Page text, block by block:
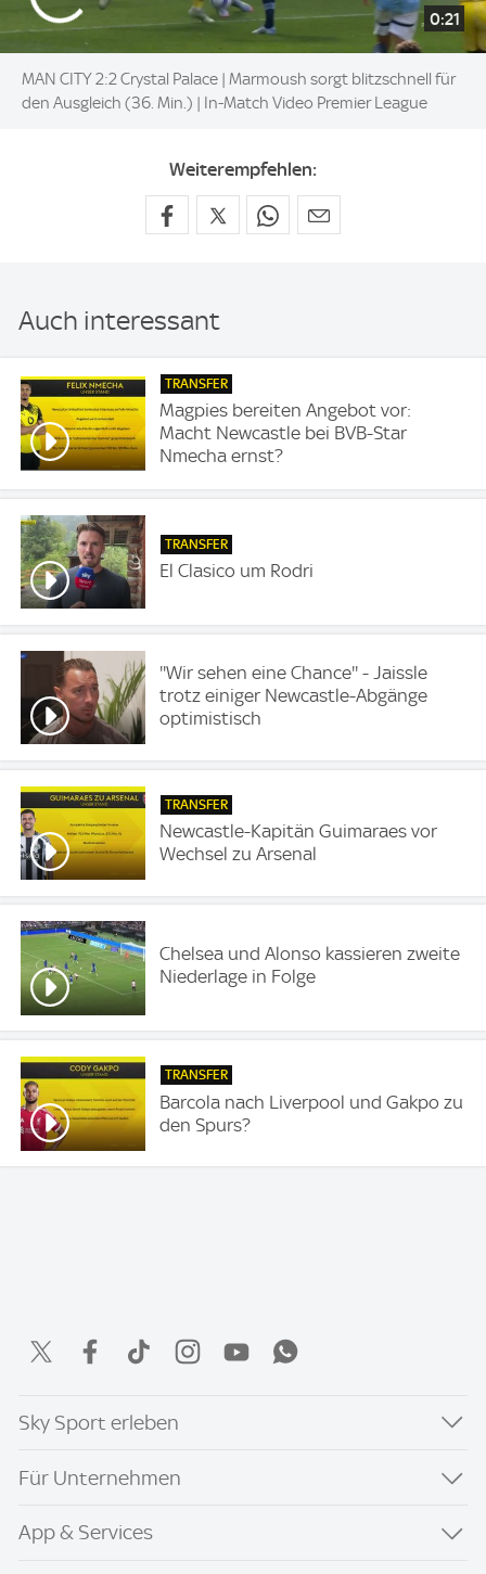
0:21
MAN CITY 2:2 Crystal Palace | Marmoush sorgt blitzschnell für
den Ausgleich (36. Min.) | In-Match Video Premier League
Weiterempfehlen:
Auch interessant
TRANSFER
Magpies bereiten Angebot vor:
Macht Newcastle bei BVB-Star
Nmecha ernst?
TRANSFER
El Clasico um Rodri
''Wir sehen eine Chance'' - Jaissle
trotz einiger Newcastle-Abgänge
optimistisch
TRANSFER
Newcastle-Kapitän Guimaraes vor
Wechsel zu Arsenal
Chelsea und Alonso kassieren zweite
Niederlage in Folge
TRANSFER
Barcola nach Liverpool und Gakpo zu
den Spurs?
Sky Sport erleben
Für Unternehmen
App & Services